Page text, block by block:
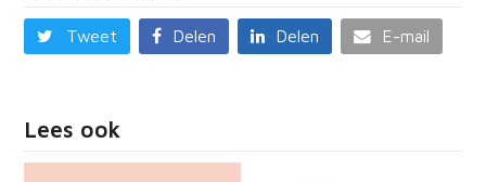
Tweet Delen Delen E-mail
Lees ook